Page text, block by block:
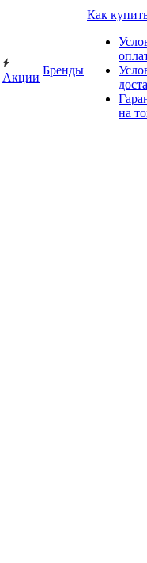
Акции
Бренды
Как
на